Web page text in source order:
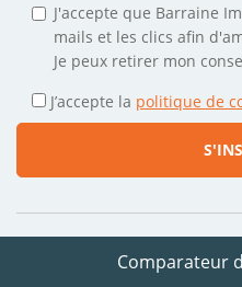
J'accepte que Barraine
mails et les clics afin
Je peux retirer mon
J’accepte la politique de
Suivez-nous
Comparateur